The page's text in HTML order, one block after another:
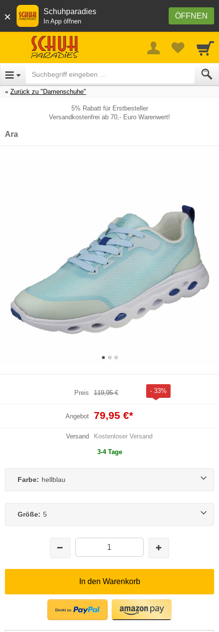
× ÖFFNEN
Schuhparadies
In App öffnen
Zurück zu "Damenschuhe"
5% Rabatt für Erstbesteller
Versandkostenfrei ab 70,- Euro Warenwert!
Ara
Preis 119,95 € - 33%
Angebot 79,95 €*
Versand Kostenloser Versand
3-4 Tage
Farbe: hellblau
Größe: 5
In den Warenkorb